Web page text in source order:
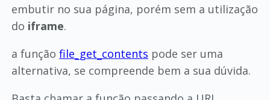
embutir no sua página, porém sem a utilização
do iframe.
a função file_get_contents pode ser uma
alternativa, se compreende bem a sua dúvida.